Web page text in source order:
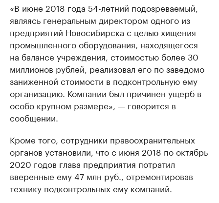
«В июне 2018 года 54-летний подозреваемый,
являясь генеральным директором одного из
предприятий Новосибирска с целью хищения
промышленного оборудования, находящегося
на балансе учреждения, стоимостью более 30
миллионов рублей, реализовал его по заведомо
заниженной стоимости в подконтрольную ему
организацию. Компании был причинен ущерб в
особо крупном размере», — говорится в
сообщении.
Кроме того, сотрудники правоохранительных
органов установили, что с июня 2018 по октябрь
2020 годов глава предприятия потратил
вверенные ему 47 млн руб., отремонтировав
технику подконтрольных ему компаний.